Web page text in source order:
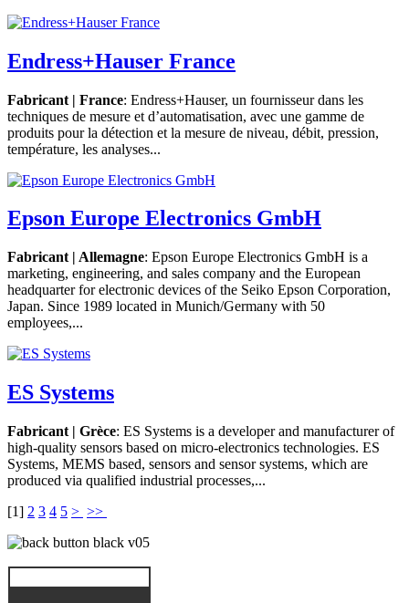
Endress+Hauser France
Fabricant | France: Endress+Hauser, un fournisseur dans les
techniques de mesure et d’automatisation, avec une gamme de
produits pour la détection et la mesure de niveau, débit, pression,
température, les analyses...
Epson Europe Electronics GmbH
Fabricant | Allemagne: Epson Europe Electronics GmbH is a
marketing, engineering, and sales company and the European
headquarter for electronic devices of the Seiko Epson Corporation,
Japan. Since 1989 located in Munich/Germany with 50
employees,...
ES Systems
Fabricant | Grèce: ES Systems is a developer and manufacturer of
high-quality sensors based on micro-electronics technologies. ES
Systems, MEMS based, sensors and sensor systems, which are
produced via qualified industrial processes,...
[1] 2 3 4 5 > >>